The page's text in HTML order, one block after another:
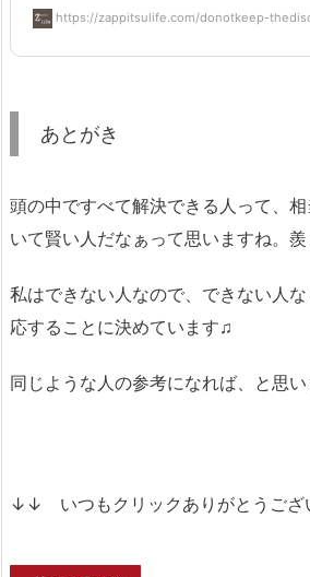
https://zappitsulife.com/donotkeep-
あとがき
頭の中ですべて解決できる人って、
いて賢い人だなぁって思いますね。
私はできない人なので、できない人
応することに決めています♫
同じような人の参考になれば、と思
↓↓ いつもクリックありがとうござ